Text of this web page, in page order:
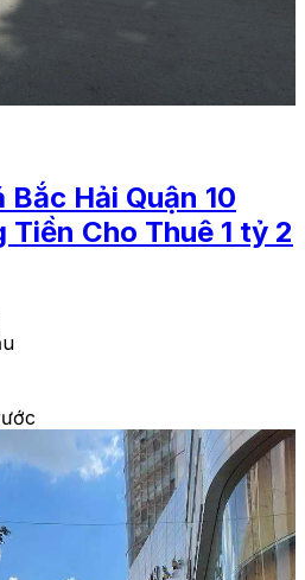
Bắc Hải Quận 10
Tiền Cho Thuê 1 tỷ 2